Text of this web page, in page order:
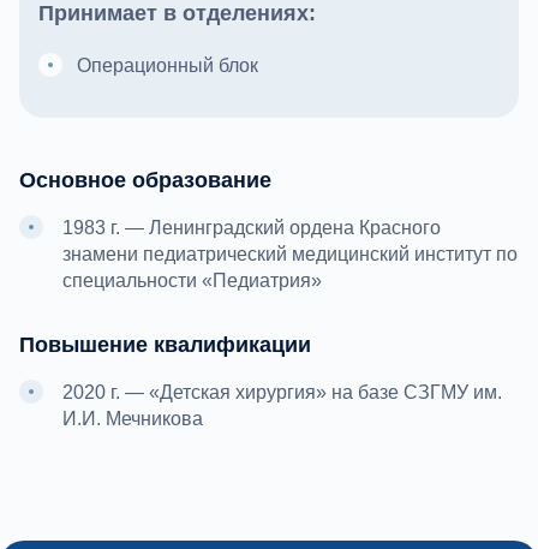
Принимает в отделениях:
Операционный блок
Основное образование
1983 г. — Ленинградский ордена Красного
знамени педиатрический медицинский институт по
специальности «Педиатрия»
Повышение квалификации
2020 г. — «Детская хирургия» на базе СЗГМУ им.
И.И. Мечникова